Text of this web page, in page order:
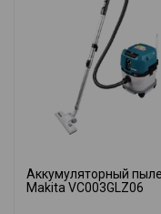
Аккумуляторный
Makita VC003GLZ06